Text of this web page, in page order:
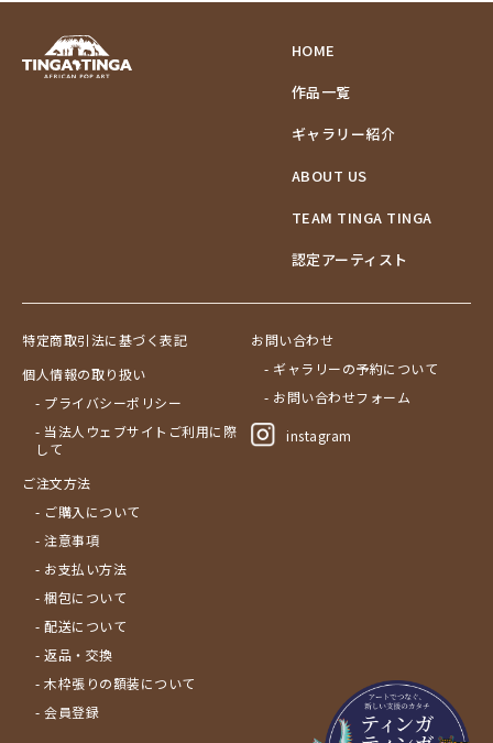
HOME
作品一覧
ギャラリー紹介
ABOUT US
TEAM TINGA TINGA
認定アーティスト
特定商取引法に基づく表記
個人情報の取り扱い
- プライバシーポリシー
- 当法人ウェブサイトご利用に際
して
ご注文方法
- ご購入について
- 注意事項
- お支払い方法
- 梱包について
- 配送について
- 返品・交換
- 木枠張りの額装について
- 会員登録
お問い合わせ
- ギャラリーの予約について
- お問い合わせフォーム
instagram